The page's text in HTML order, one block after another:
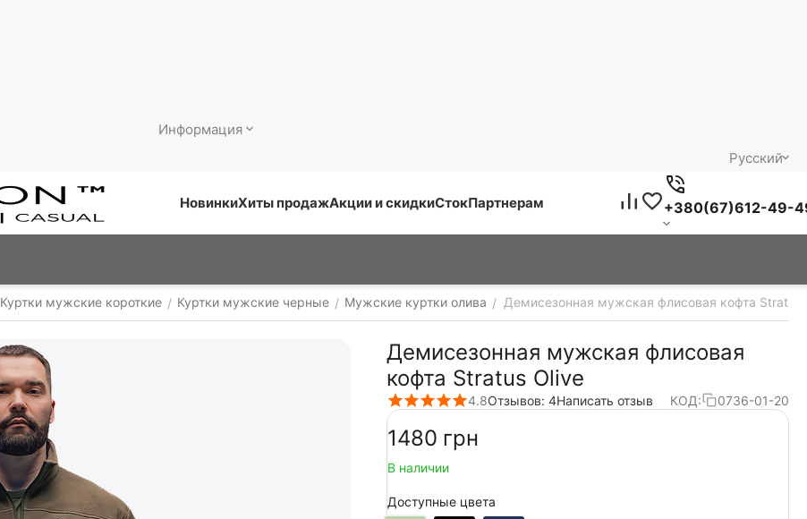
Информация
Русский
НовинкиХиты продажАкции и скидкиСтокПартнерам +380(67)612-49-
Куртки мужские короткие / Куртки мужские черные / Мужские куртки олива / Демисезонная мужская флисовая кофта Stratus
Демисезонная мужская флисовая
кофта Stratus Olive
4.8Отзывов: 4Написать отзыв КОД: 0736-01-20
‍1480‍ грн
В наличии
Доступные цвета